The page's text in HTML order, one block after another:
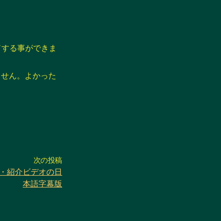
る事ができま
ん。よかった
次の投稿
紹介ビデオの日
本語字幕版